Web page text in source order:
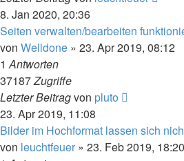
8. Jan 2020, 20:36
Seiten verwalten/bearbeiten
von Welldone » 23. Apr 2019, 08:12
1Antworten
37187Zugriffe
Letzter Beitragvon pluto
23. Apr 2019, 11:08
Bilder im Hochformat lassen sich
von leuchtfeuer » 23. Feb 2019, 18:20